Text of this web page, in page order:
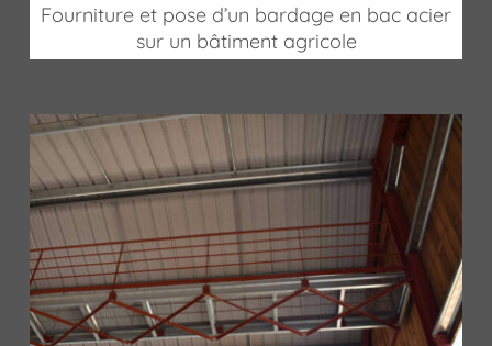
Fourniture et pose d’un bardage en bac acier
sur un bâtiment agricole